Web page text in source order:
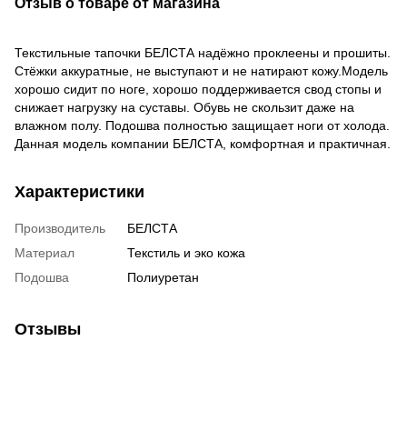
Текстильные тапочки БЕЛСТА надёжно проклеены и прошиты.
Стёжки аккуратные, не выступают и не натирают кожу.Модель
хорошо сидит по ноге, хорошо поддерживается свод стопы и
снижает нагрузку на суставы. Обувь не скользит даже на
влажном полу. Подошва полностью защищает ноги от холода.
Данная модель компании БЕЛСТА, комфортная и практичная.
Характеристики
Производитель
БЕЛСТА
Материал
Текстиль и эко кожа
Подошва
Полиуретан
Отзывы